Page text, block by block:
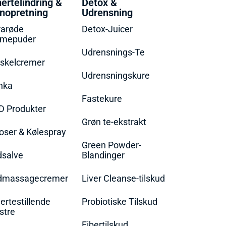
&
Produkter
& Kølespray
Detox &
Udrensning
Detox-Juicer
Udrensnings-Te
Udrensningskure
Fastekure
Grøn te-ekstrakt
Green Powder-
Blandinger
Liver Cleanse-tilskud
Probiotiske Tilskud